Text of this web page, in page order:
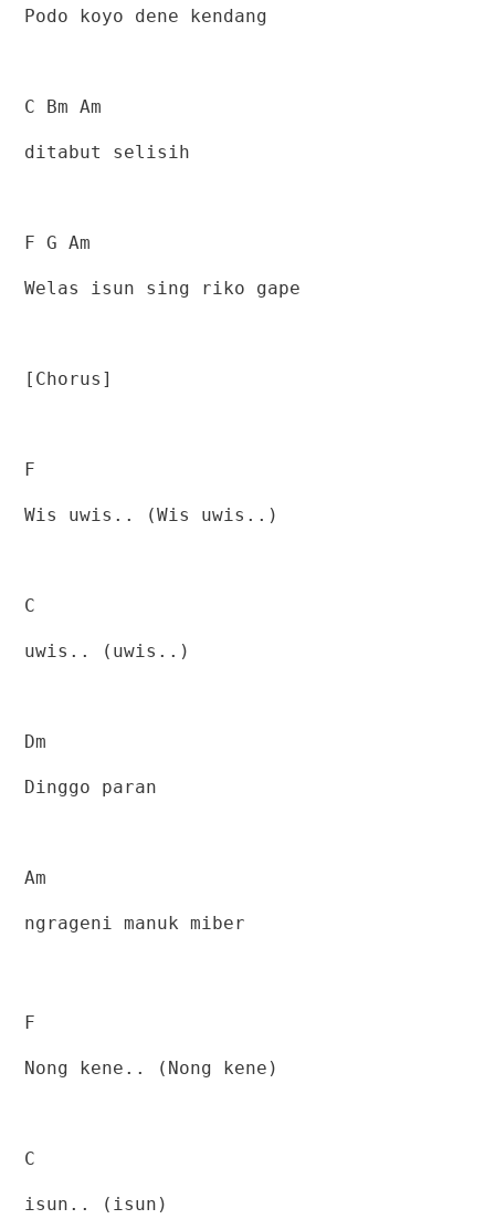
Podo koyo dene kendang
C Bm Am
ditabut selisih
F G Am
Welas isun sing riko gape
[Chorus]
F
Wis uwis.. (Wis uwis..)
C
uwis.. (uwis..)
Dm
Dinggo paran
Am
ngrageni manuk miber
F
Nong kene.. (Nong kene)
C
isun.. (isun)